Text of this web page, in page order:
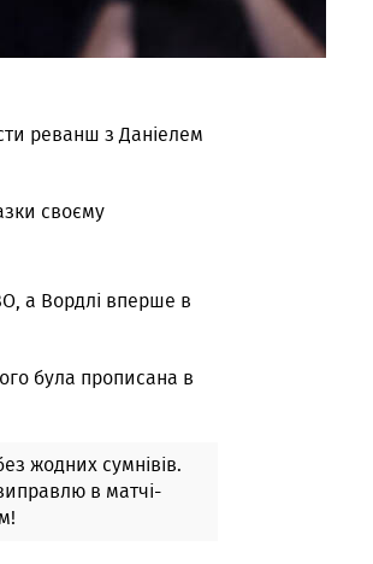
реванш з Даніелем
своєму
а Вордлі вперше в
була прописана в
жодних сумнівів.
в матчі-